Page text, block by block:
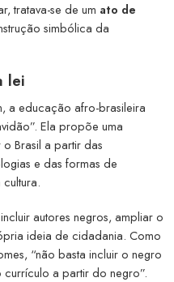
tratava-se de um ato de
simbólica da
lei
a educação afro-brasileira
Ela propõe uma
o Brasil a partir das
e das formas de
autores negros, ampliar o
ideia de cidadania. Como
“não basta incluir o negro
a partir do negro”.